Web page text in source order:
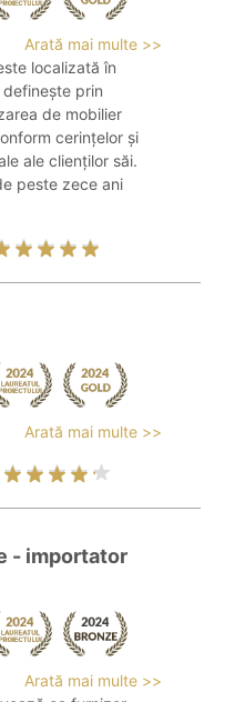
Arată mai multe >>
localizată în
definește prin
de mobilier
cerințelor și
ale clienților săi.
peste zece ani
Arată mai multe >>
- importator
Arată mai multe >>